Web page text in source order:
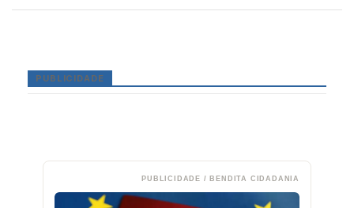
PUBLICIDADE
PUBLICIDADE / BENDITA CIDADANIA